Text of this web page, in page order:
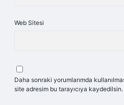
Web Sitesi
Daha sonraki yorumlarımda
site adresim bu tarayıcıya kaydedilsin.